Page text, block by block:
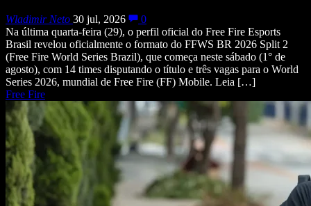
Wladimir Neto 30 jul, 2026
0
Na última quarta-feira (29), o perfil oficial do Free Fire Esports
Brasil revelou oficialmente o formato do FFWS BR 2026 Split 2
(Free Fire World Series Brazil), que começa neste sábado (1° de
agosto), com 14 times disputando o título e três vagas para o World
Series 2026, mundial de Free Fire (FF) Mobile. Leia […]
Free Fire